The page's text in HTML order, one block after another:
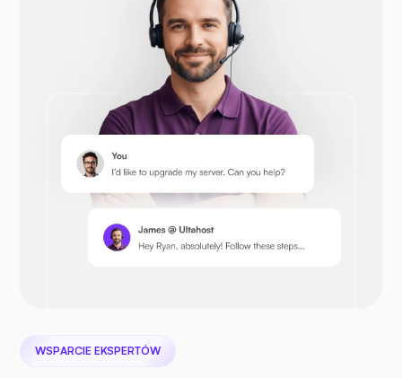
Otwórz koszyk
Prestashop
WSPARCIE EKSPERTÓW